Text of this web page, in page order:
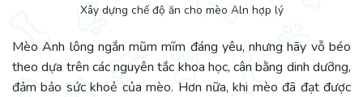
Xây dựng chế độ ăn cho mèo Aln hợp lý
Mèo Anh lông ngắn mũm mĩm đáng yêu, nhưng hãy vỗ béo
theo dựa trên các nguyên tắc khoa học, cân bằng dinh dưỡng,
đảm bảo sức khoẻ của mèo. Hơn nữa, khi mèo đã đạt được